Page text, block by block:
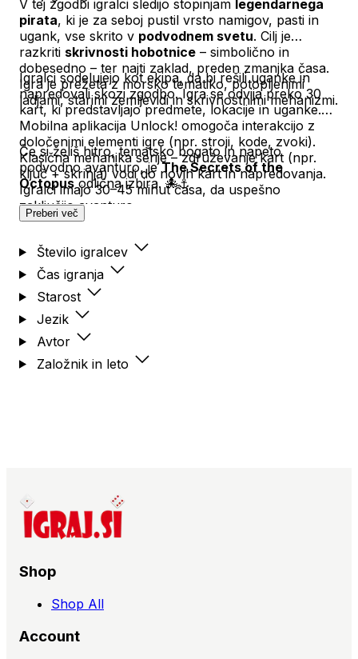
V tej zgodbi igralci sledijo stopinjam legendarnega
pirata, ki je za seboj pustil vrsto namigov, pasti in
ugank, vse skrito v podvodnem svetu. Cilj je
razkriti skrivnosti hobotnice – simbolično in
dobesedno – ter najti zaklad, preden zmanjka časa.
Igra je prežeta z morsko tematiko, potopljenimi
ladjami, starimi zemljevidi in skrivnostnimi mehanizmi.
Igralci sodelujejo kot ekipa, da bi rešili uganke in
napredovali skozi zgodbo. Igra se odvija preko 30
kart, ki predstavljajo predmete, lokacije in uganke.
Mobilna aplikacija Unlock! omogoča interakcijo z
določenimi elementi igre (npr. stroji, kode, zvoki).
Klasična mehanika serije – združevanje kart (npr.
ključ + skrinja) vodi do novih kart in napredovanja.
Igralci imajo 30–45 minut časa, da uspešno
zaključijo avanturo.
Če si želiš hitro, tematsko bogato in napeto
podvodno avanturo, jeThe Secrets of the
Octopusodlična izbira. 🐙⚓
Preberi več
Število igralcev
Čas igranja
Starost
Jezik
Avtor
Založnik in leto
Shop
Shop All
Account